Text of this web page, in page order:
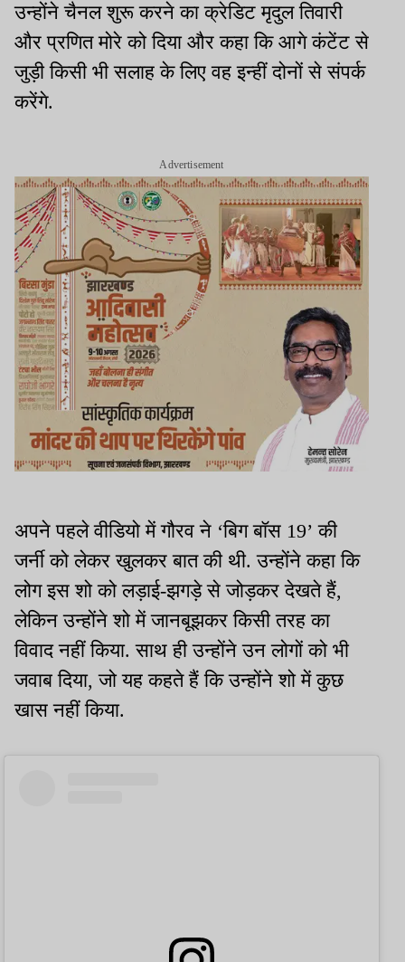
उन्होंने चैनल शुरू करने का क्रेडिट मृदुल तिवारी
और प्रणित मोरे को दिया और कहा कि आगे कंटेंट से
जुड़ी किसी भी सलाह के लिए वह इन्हीं दोनों से संपर्क
करेंगे.
Advertisement
अपने पहले वीडियो में गौरव ने ‘बिग बॉस 19’ की
जर्नी को लेकर खुलकर बात की थी. उन्होंने कहा कि
लोग इस शो को लड़ाई-झगड़े से जोड़कर देखते हैं,
लेकिन उन्होंने शो में जानबूझकर किसी तरह का
विवाद नहीं किया. साथ ही उन्होंने उन लोगों को भी
जवाब दिया, जो यह कहते हैं कि उन्होंने शो में कुछ
खास नहीं किया.